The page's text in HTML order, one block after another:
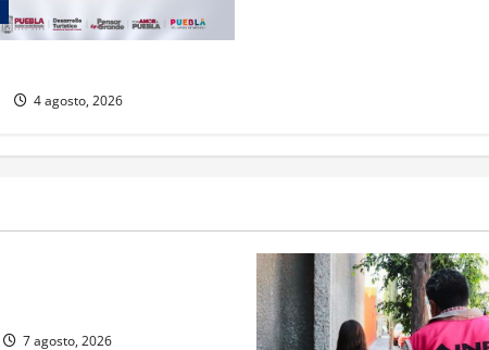
4 agosto, 2026
7 agosto, 2026